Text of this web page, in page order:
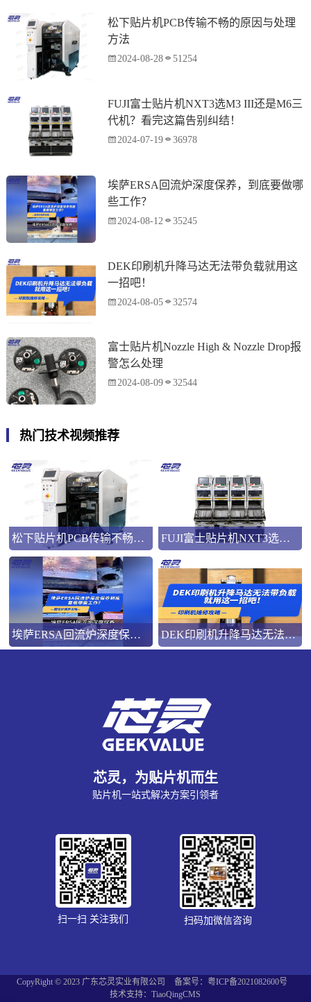
松下贴片机PCB传输不畅的原因与处理
方法
2024-08-28 51254
FUJI富士贴片机NXT3选M3 III还是M6三
代机？看完这篇告别纠结！
2024-07-19 36978
埃萨ERSA回流炉深度保养，到底要做哪
些工作？
2024-08-12 35245
DEK印刷机升降马达无法带负载就用这
一招吧！
2024-08-05 32574
富士贴片机Nozzle High & Nozzle Drop报
警怎么处理
2024-08-09 32544
热门技术视频推荐
松下贴片机PCB传输不畅的原因与处理方法 FUJI富士贴片机NXT3选M3 III还是M6三代机？看完这篇告别纠结！
埃萨ERSA回流炉深度保养，到底要做哪些工作？ DEK印刷机升降马达无法带负载就用这一招吧！
芯灵，为贴片机而生
贴片机一站式解决方案引领者
扫一扫 关注我们 扫码加微信咨询
CopyRight © 2023 广东芯灵实业有限公司
备案号：粤ICP备2021082600号
技术支持：TiaoQingCMS